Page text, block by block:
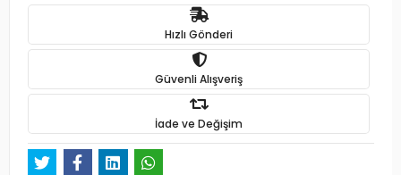
Hızlı Gönderi
Güvenli Alışveriş
İade ve Değişim